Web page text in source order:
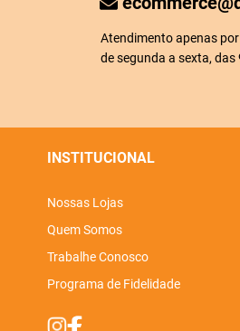
Atendimento apenas
de segunda a sexta, das
INSTITUCIONAL
Nossas Lojas
Quem Somos
Trabalhe Conosco
Programa de Fidelidade